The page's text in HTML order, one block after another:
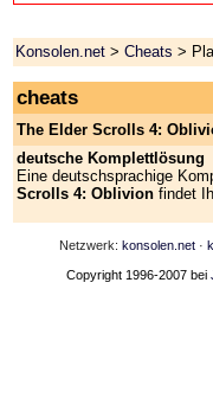
Konsolen.net >Cheats >
cheats
The Elder Scrolls 4:
deutsche Komplettlösung
Eine deutschsprachige
Scrolls 4: Oblivion findet
Netzwerk: konsolen.net ·
Copyright 1996-2007 bei